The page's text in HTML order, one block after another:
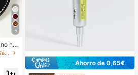
5
ne
no
la
en De moda Sandalias planas de mujer
Ahorro de 0,65€